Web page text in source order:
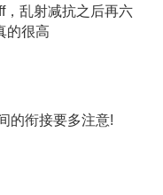
乱射减抗之后再六
的很高
衔接要多注意!